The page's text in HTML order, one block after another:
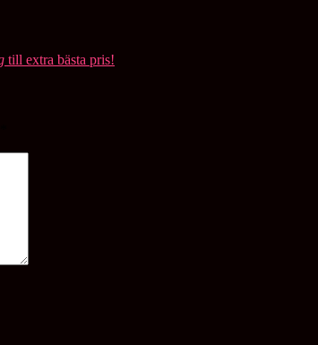
till extra bästa pris!